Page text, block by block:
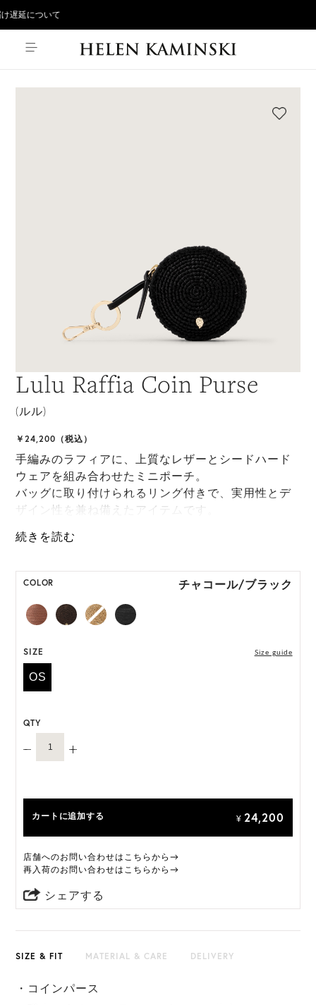
延について
Lulu Raffia Coin Purse
(ルル)
￥24,200（税込）
手編みのラフィアに、上質なレザーとシードハード
ウェアを組み合わせたミニポーチ。
バッグに取り付けられるリング付きで、実用性とデ
ザイン性を兼ね備えたアイテムです。
*天然素材を用いたハンドメイドのため、サイズ・色
COLOR チャコール/ブラック
SIZE Size guide
OS
QTY
カートに追加する ¥ 24,200
店舗へのお問い合わせはこちらから→
再入荷のお問い合わせはこちらから→
シェアする
SIZE & FIT MATERIAL & CARE DELIVERY
・コインパース